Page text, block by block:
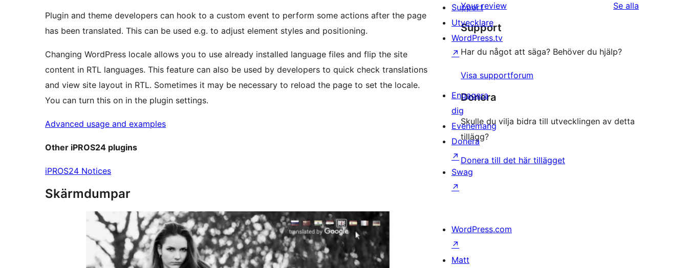
Plugin and theme developers can hook to a custom event to perform some actions after the page
has been translated. This can be used e.g. to adjust element styles and positioning.
Changing WordPress locale allows you to use already installed language files and flip the site
content in RTL languages. This feature can also be used by developers to quick check translations
and view site layout in RTL. Sometimes it may be necessary to reload the page to set the locale.
You can turn this on in the plugin settings.
Advanced usage and examples
Other iPROS24 plugins
iPROS24 Notices
Skärmdumpar
Your review Se alla
Support
Har du något att säga? Behöver du hjälp?
Visa supportforum
Donera
Skulle du vilja bidra till utvecklingen av detta
tillägg?
Donera till det här tillägget
Support
Utvecklare
WordPress.tv
↗
Engagera
dig
Evenemang
Donera
↗
Swag
↗
WordPress.com
↗
Matt